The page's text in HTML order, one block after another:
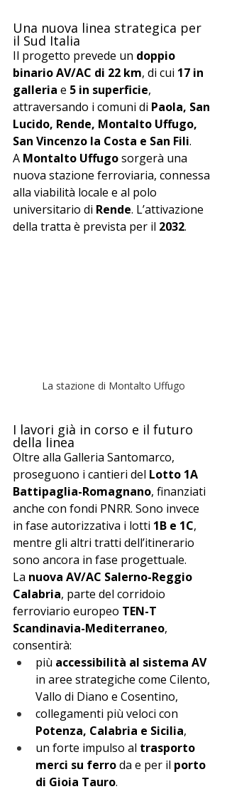
Una nuova linea strategica per
il Sud Italia
Il progetto prevede un doppio
binario AV/AC di 22 km, di cui 17 in
galleria e 5 in superficie,
attraversando i comuni di Paola, San
Lucido, Rende, Montalto Uffugo,
San Vincenzo la Costa e San Fili.
A Montalto Uffugo sorgerà una
nuova stazione ferroviaria, connessa
alla viabilità locale e al polo
universitario di Rende. L’attivazione
della tratta è prevista per il 2032.
La stazione di Montalto Uffugo
I lavori già in corso e il futuro
della linea
Oltre alla Galleria Santomarco,
proseguono i cantieri del Lotto 1A
Battipaglia-Romagnano, finanziati
anche con fondi PNRR. Sono invece
in fase autorizzativa i lotti 1B e 1C,
mentre gli altri tratti dell’itinerario
sono ancora in fase progettuale.
La nuova AV/AC Salerno-Reggio
Calabria, parte del corridoio
ferroviario europeo TEN-T
Scandinavia-Mediterraneo,
consentirà:
più accessibilità al sistema AV
in aree strategiche come Cilento,
Vallo di Diano e Cosentino,
collegamenti più veloci con
Potenza, Calabria e Sicilia,
un forte impulso al trasporto
merci su ferro da e per il porto
di Gioia Tauro.